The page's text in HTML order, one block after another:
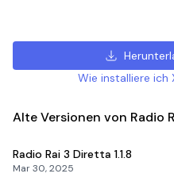
Wie installiere ich
Alte Versionen von Radio
Radio Rai 3 Diretta 1.1.8
Mar 30, 2025